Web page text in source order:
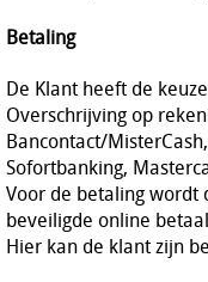
Betaling
De Klant heeft de
Overschrijving op
Bancontact/
Sofortbanking,
Voor de betaling wordt
beveiligde online
Hier kan de klant zijn